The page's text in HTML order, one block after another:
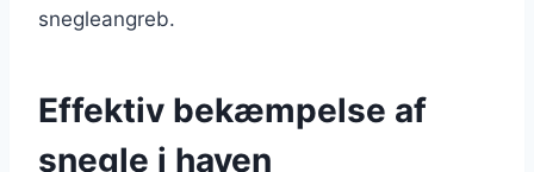
snegleangreb.
Effektiv bekæmpelse af
snegle i haven